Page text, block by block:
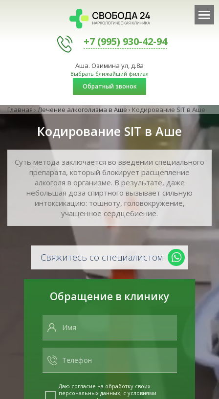
+7 (995) 930-42-94
Аша. Озимина ул, д.8а
Выбрать ближайший филиал
Обратный звонок
Главная › Лечение алкоголизма в Аше › Кодирование SIT в Аше
Кодирование SIT в Аше
Суть метода заключается во введении специального
препарата, который блокирует расщепление
алкоголя в организме. В результате, даже
небольшая доза спиртного вызывает сильную
интоксикацию: тошноту, головокружение,
учащенное сердцебиение.
Свяжитесь со специалистом
Обращение в клинику
Даю согласие на обработку своих
персональных данных, с условиями